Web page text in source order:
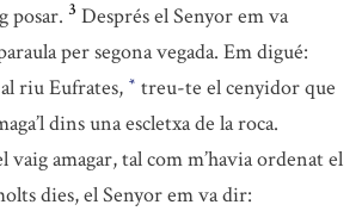
posar. 3 Després el Senyor em va
per segona vegada. Em digué:
riu Eufrates, * treu-te el cenyidor que
dins una escletxa de la roca.
vaig amagar, tal com m’havia ordenat el
dies, el Senyor em va dir: